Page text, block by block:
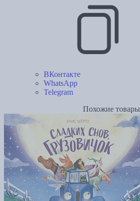
ВКонтакте
WhatsApp
Telegram
Похожие товары